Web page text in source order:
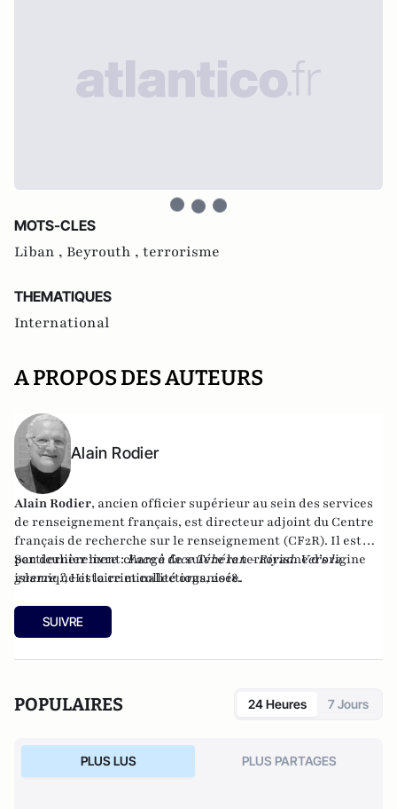
MOTS-CLES
Liban , Beyrouth , terrorisme
THEMATIQUES
International
A PROPOS DES AUTEURS
Alain Rodier
Alain Rodier, ancien officier supérieur au sein des services
de renseignement français, est directeur adjoint du Centre
français de recherche sur le renseignement (CF2R). Il est
particulièrement chargé de suivre le terrorisme d’origine
islamique et la criminalité organisée.
Son dernier livre :Face à face Téhéran - Riyad. Vers la
guerre ?, Histoire et collections, 2018.
SUIVRE
POPULAIRES 24 Heures 7 Jours
PLUS LUS PLUS PARTAGES